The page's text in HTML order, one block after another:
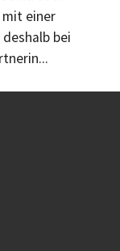
einer
bei